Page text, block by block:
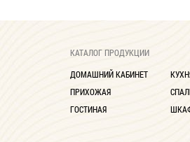
КАТАЛОГ ПРОДУКЦИИ
ДОМАШНИЙ КАБИНЕТ
ПРИХОЖАЯ
ГОСТИНАЯ